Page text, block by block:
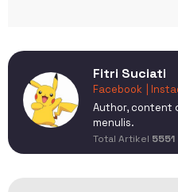
Fitri Suciati
Facebook |
Author, content
menulis.
Total Artikel 5551